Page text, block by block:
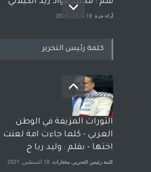
آراء حرة 18 فبراير، 2023
بعد معارك قضائية طاحنة كتب
وترافع فيها بنفسه مرة اخرى..
الشيخ طارق يوسف يقهر
الحكومة الأمريكية ، فأعطوه
الجنسية عن يد وهم صاغرون،
آراء حرة مختارات 7 أبريل، 2023
كلمة رئيس التحرير
الثورات المزيفة في الوطن
العربي - كلما جاءت امة لعنت
اختها - بقلم : وليد ربا ح
كلمة رئيس التحرير , مختارات 18 أغسطس، 2021